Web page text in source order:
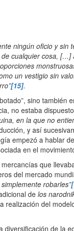
ningún oficio y sin
cualquier cosa, […]
un vestigio sin
[15].
sino también
no estaba
en la que no
y así
empezó a hablar
en el
que
del mercado
robarles”
de los
realización del
de la